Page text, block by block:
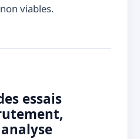
viables.
essais